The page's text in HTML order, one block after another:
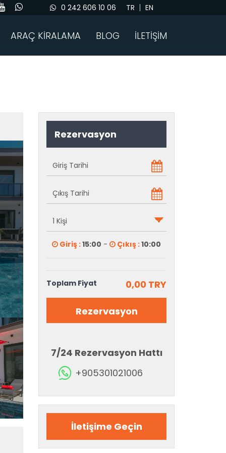
0 242 606 10 06 TR EN
ARAÇ KİRALAMA BLOG İLETİŞİM
Rezervasyon
Giriş :15:00 - Çıkış :10:00
Toplam Fiyat 0,00 TRY
Rezervasyon
7/24 Rezervasyon Hattı
+905301021006
İletişime Geçin